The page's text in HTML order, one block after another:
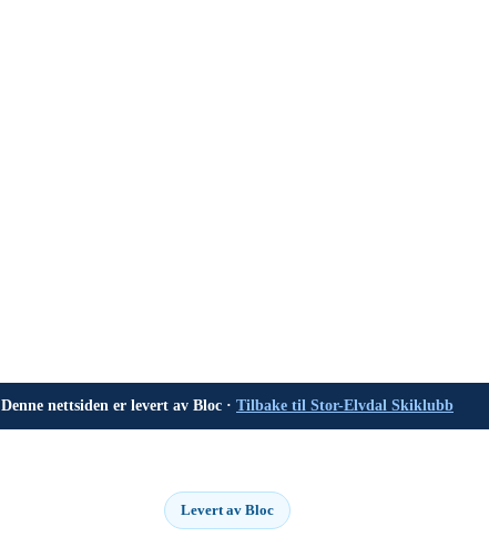
Denne nettsiden er levert av Bloc · Tilbake til Stor-Elvdal Skiklubb
Levert av Bloc